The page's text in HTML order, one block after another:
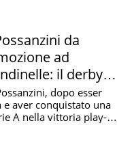
da
ad
il derby
dopo esser
e aver conquistato una
A nella vittoria play-off